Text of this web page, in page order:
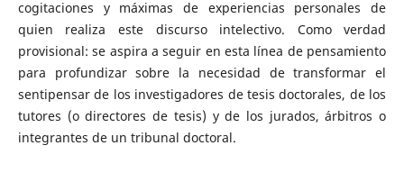
cogitaciones y máximas de experiencias personales de
quien realiza este discurso intelectivo. Como verdad
provisional: se aspira a seguir en esta línea de pensamiento
para profundizar sobre la necesidad de transformar el
sentipensar de los investigadores de tesis doctorales, de los
tutores (o directores de tesis) y de los jurados, árbitros o
integrantes de un tribunal doctoral.